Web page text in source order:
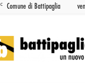
C Comune di Battipaglia
News